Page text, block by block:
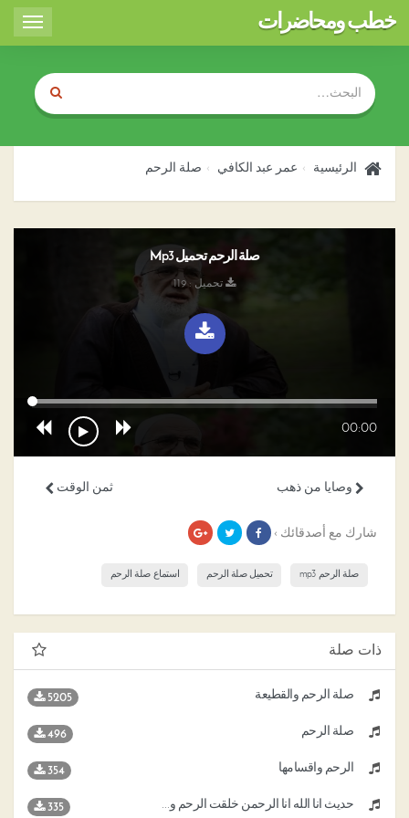
Toggle
خطب ومحاضرات
الرئيسية عمر عبد الكافي صلة الرحم
صلة الرحم تحميل Mp3
تحميل : 119
00:00
ثمن الوقت وصايا من ذهب
شارك مع أصدقائك ›
صلة الرحم mp3 تحميل صلة الرحم استماع صلة الرحم
ذات صلة
صلة الرحم والقطيعة 5205
صلة الرحم 496
الرحم واقسامها 354
حديث انا الله انا الرحمن خلقت الرحم وشققت لها اسما من اسمى 335